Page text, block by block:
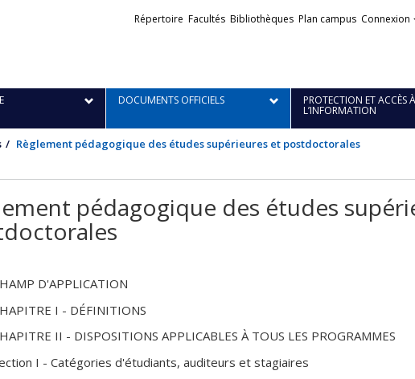
Liens
Répertoire Facultés Bibliothèques Plan campus Connexion
DOCUMENTS OFFICIELS PROTECTION ET ACCÈS À
L’INFORMATION
Règlement pédagogique des études supérieures et postdoctorales
pédagogique des études
D'APPLICATION
I - DÉFINITIONS
II - DISPOSITIONS APPLICABLES À TOUS LES PROGRAMMES
I - Catégories d'étudiants, auditeurs et stagiaires